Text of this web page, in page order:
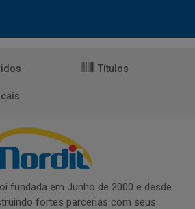
Títulos
fundada em Junho de 2000 e desde
fortes parcerias com seus